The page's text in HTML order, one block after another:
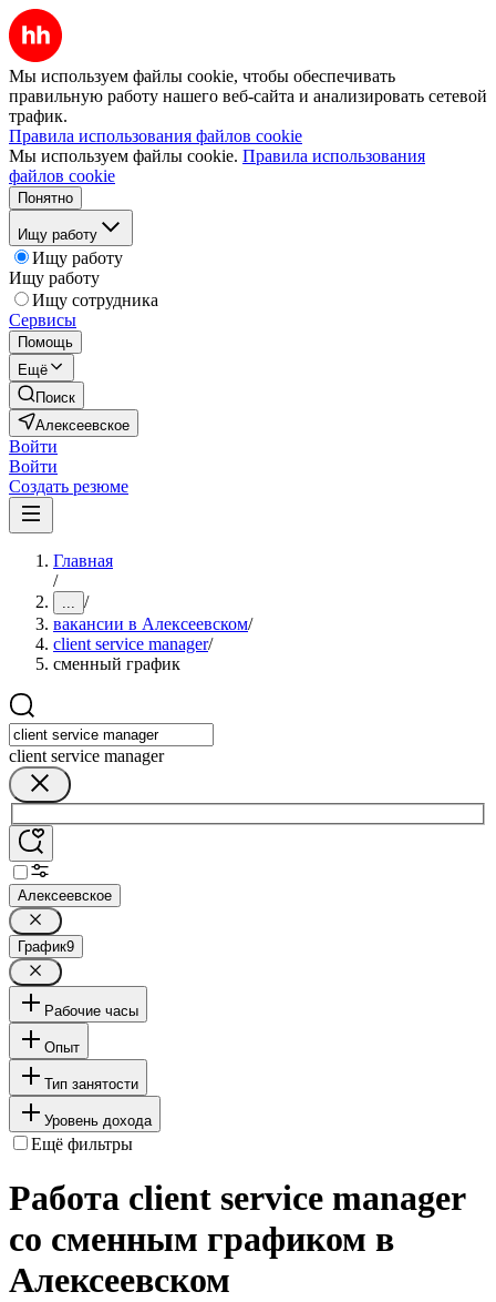
Мы используем файлы cookie, чтобы обеспечивать
правильную работу нашего веб-сайта и анализировать сетевой
трафик.
Правила использования файлов cookie
Мы используем файлы cookie. Правила использования
файлов cookie
Понятно
Ищу работу
Ищу работу
Ищу работу
Ищу сотрудника
Сервисы
Помощь
Ещё
Поиск
Алексеевское
Войти
Войти
Создать резюме
Главная
/
... /
вакансии в Алексеевском/
client service manager/
сменный график
client service manager
Алексеевское
График9
Рабочие часы
Опыт
Тип занятости
Уровень дохода
Ещё фильтры
Работа client service manager
со сменным графиком в
Алексеевском